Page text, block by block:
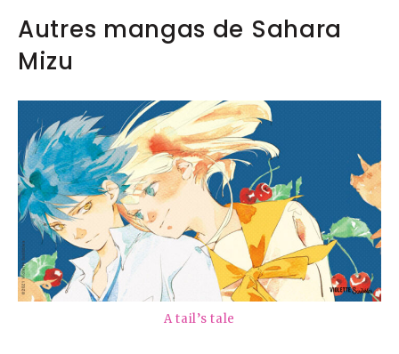
Autres mangas de Sahara
Mizu
A tail’s tale